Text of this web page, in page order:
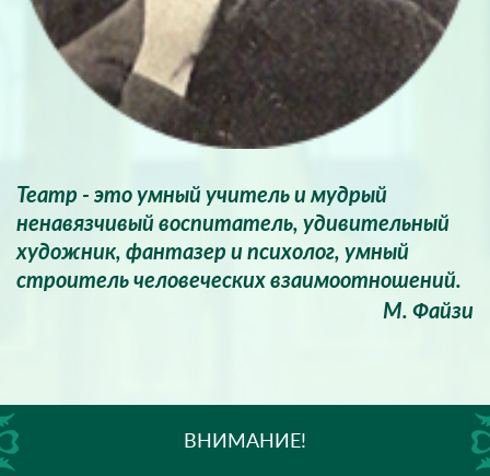
Театр - это умный учитель и мудрый
ненавязчивый воспитатель, удивительный
художник, фантазер и психолог, умный
строитель человеческих взаимоотношений.
М. Файзи
ВНИМАНИЕ!